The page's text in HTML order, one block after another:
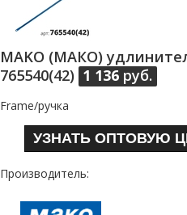
MAKO (МАКО)
765540(42) 1 136 руб.
Frame/ручка
УЗНАТЬ ОПТОВУЮ
Производитель: